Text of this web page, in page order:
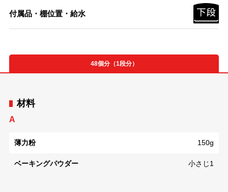
付属品・棚位置・給水
48個分（1段分）
材料
A
薄力粉 150g
ベーキングパウダー 小さじ1